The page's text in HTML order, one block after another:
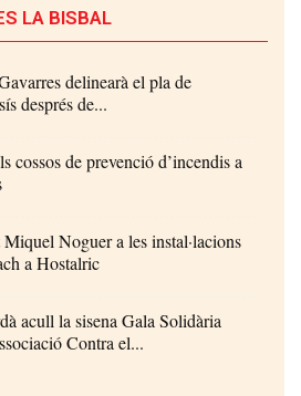
LA BISBAL
delinearà el pla de
després de...
cossos de prevenció d’incendis a
Noguer a les instal·lacions
a Hostalric
acull la sisena Gala Solidària
Contra el...